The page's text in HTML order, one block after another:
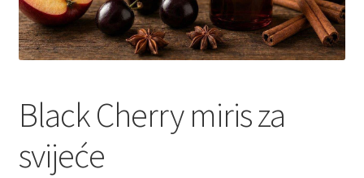
Black Cherry miris za
svijeće